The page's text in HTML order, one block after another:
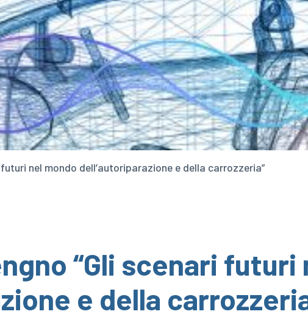
nel mondo dell’autoriparazione e della carrozzeria”
“Gli scenari futuri
e della